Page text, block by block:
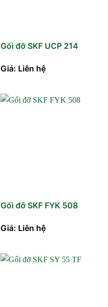
Gối đỡ SKF UCP 214
Giá: Liên hệ
Gối đỡ SKF FYK 508
Giá: Liên hệ